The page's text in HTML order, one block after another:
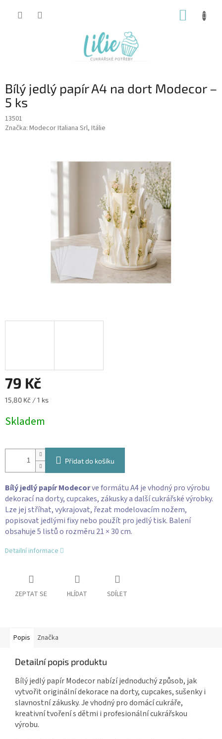
Bílý jedlý papír A4 na dort Modecor –
5 ks
13501
Značka: Modecor Italiana Srl, Itálie
79 Kč
Měrná
15,80 Kč / 1 ks
Skladem
Přidat do košíku
Bílý jedlý papír Modecorve formátu A4 je vhodný pro výrobu
dekorací na dorty, cupcakes, zákusky a další cukrářské výrobky.
Lze jej stříhat, vykrajovat, řezat modelovacím nožem,
popisovat jedlými fixy nebo použít pro jedlý tisk. Balení
obsahuje 5 listů o rozměru 21 × 30 cm.
Detailní informace
ZEPTAT SE HLÍDAT SDÍLET
Popis Značka
Detailní popis produktu
Bílý jedlý papír Modecor nabízí jednoduchý způsob, jak
vytvořit originální dekorace na dorty, cupcakes, sušenky i
slavnostní zákusky. Je vhodný pro domácí cukráře,
kreativní tvoření s dětmi i profesionální cukrářskou
výrobu.